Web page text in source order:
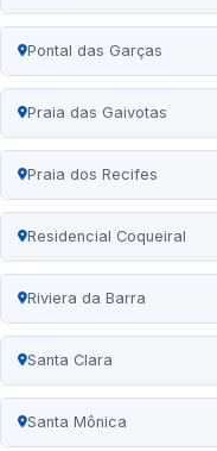
Pontal das Garças
Praia das Gaivotas
Praia dos Recifes
Residencial Coqueiral
Riviera da Barra
Santa Clara
Santa Mônica